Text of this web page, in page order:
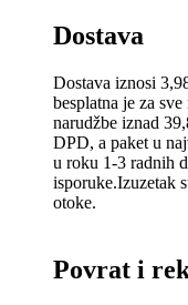
Dostava
Dostava iznosi
besplatna je za
narudžbe iznad
DPD, a paket u
u roku 1-3 radnih
isporuke.Izuzetak
otoke.
Povrat i